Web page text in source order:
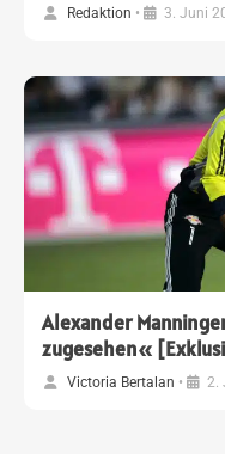
Redaktion • 3. Juni
Alexander
zugesehen«
Victoria Bertalan • 2.